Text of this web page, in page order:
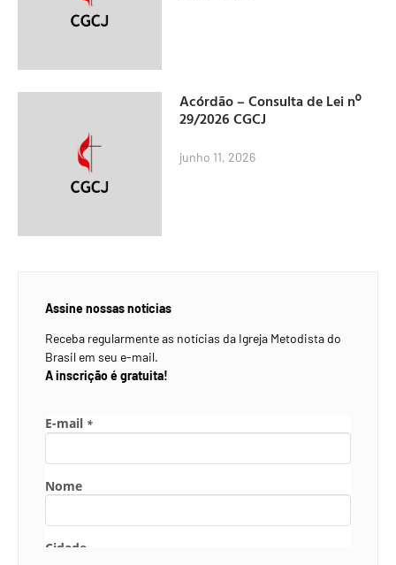
Acórdão – Consulta de Lei nº
29/2026 CGCJ
junho 11, 2026
Assine nossas notícias
Receba regularmente as notícias da Igreja Metodista do
Brasil em seu e-mail.
A inscrição é gratuita!